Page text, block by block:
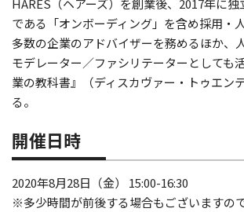
HARES（ヘアーズ）を創業後、2017年に
である「オンボーディング」を含め採用・
多数の企業のアドバイザーを務めるほか、
モデレーター／ファシリテーターとしても
業の教科書』（ディスカヴァー・トゥエン
る。
開催日時
2020年8月28日（金） 15:00-16:30
※多少時間が前後する場合もございますの